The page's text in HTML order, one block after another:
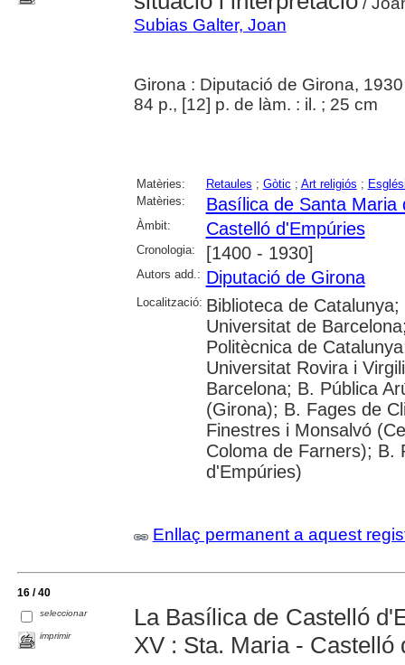
Subias Galter, Joan
Girona : Diputació de Girona, 1930
84 p., [12] p. de làm. : il. ; 25 cm
Matèries: Retaules ; Gòtic ; Art religiós ;
Matèries:
Basílica de Santa Maria
Àmbit: Castelló d'Empúries
Cronologia: [1400 - 1930]
Autors add.: Diputació de Girona
Localització: Biblioteca de
Universitat de
Politècnica de
Universitat Rovira i
Barcelona; B. Pública
(Girona); B. Fages de
Finestres i Monsalvó
Coloma de Farners); B.
d'Empúries)
Enllaç permanent a aquest
16 / 40
seleccionar
imprimir
La Basílica de Castelló
XV : Sta. Maria - Castelló